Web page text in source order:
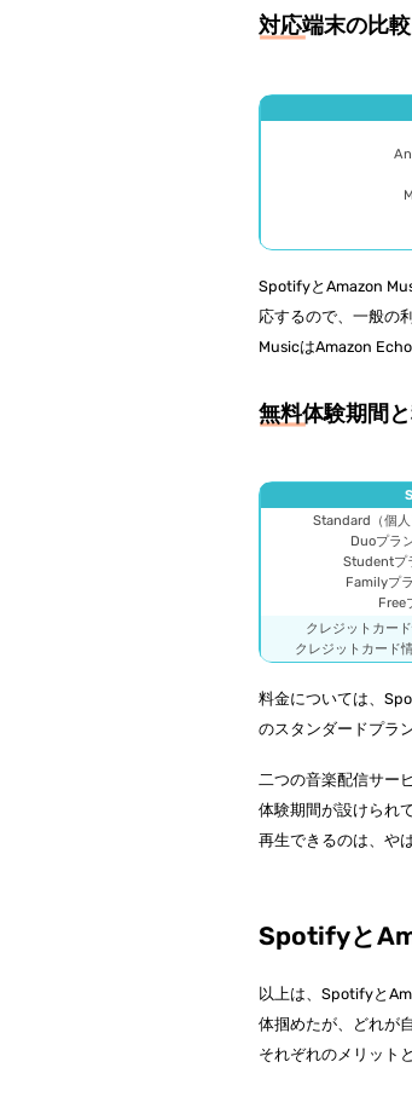
対応端末の比較
SpotifyとAmazon
応するので、一般の
MusicはAmazon
無料体験期間
Standard（個
Duoプラ
Studentプ
Familyプ
Free
クレジットカー
クレジットカード
料金については、
のスタンダードプラ
二つの音楽配信サー
体験期間が設けられ
再生できるのは、や
Spotifyと
以上は、Spotifyと
体掴めたが、どれが
それぞれのメリット